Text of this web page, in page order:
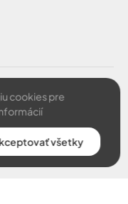
cookies pre
všetky